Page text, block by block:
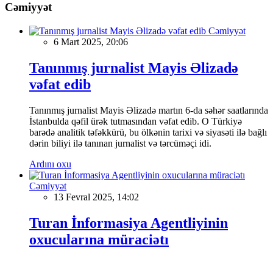
Cəmiyyət
Cəmiyyət
6 Mart 2025, 20:06
Tanınmış jurnalist Mayis Əlizadə
vəfat edib
Tanınmış jurnalist Mayis Əlizadə martın 6-da səhər saatlarında
İstanbulda qəfil ürək tutmasından vəfat edib. O Türkiyə
barədə analitik təfəkkürü, bu ölkənin tarixi və siyasəti ilə bağlı
dərin biliyi ilə tanınan jurnalist və tərcüməçi idi.
Ardını oxu
Cəmiyyət
13 Fevral 2025, 14:02
Turan İnformasiya Agentliyinin
oxucularına müraciətı